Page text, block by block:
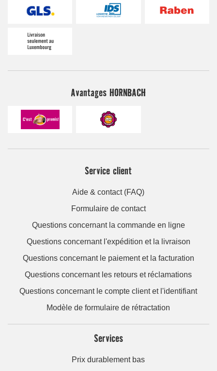
Avantages HORNBACH
Service client
Aide & contact (FAQ)
Formulaire de contact
Questions concernant la commande en ligne
Questions concernant l'expédition et la livraison
Questions concernant le paiement et la facturation
Questions concernant les retours et réclamations
Questions concernant le compte client et l'identifiant
Modèle de formulaire de rétractation
Services
Prix durablement bas